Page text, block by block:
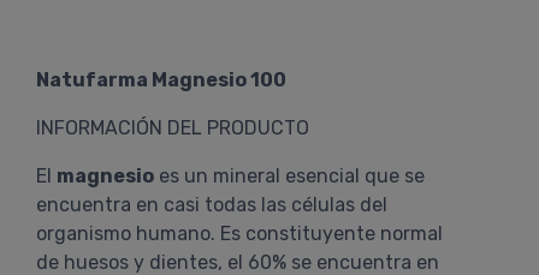
Natufarma Magnesio 100
INFORMACIÓN DEL PRODUCTO
El magnesio es un mineral esencial que se
encuentra en casi todas las células del
organismo humano. Es constituyente normal
de huesos y dientes, el 60% se encuentra en